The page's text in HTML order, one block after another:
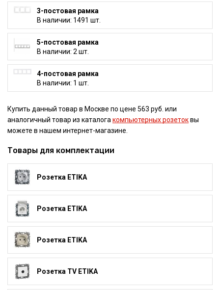
3-постовая рамка
В наличии: 1491 шт.
5-постовая рамка
В наличии: 2 шт.
4-постовая рамка
В наличии: 1 шт.
Купить данный товар в Москве по цене 563 руб. или
аналогичный товар из каталогакомпьютерных розетоквы
можете в нашем интернет-магазине.
Товары для комплектации
Розетка ETIKA
Розетка ETIKA
Розетка ETIKA
Розетка TV ETIKA